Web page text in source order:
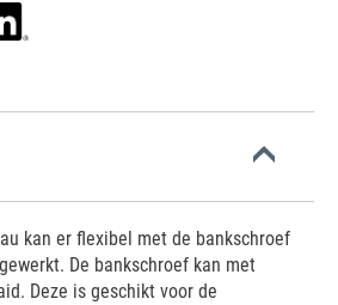
kan er flexibel met de bankschroef
De bankschroef kan met
Deze is geschikt voor de